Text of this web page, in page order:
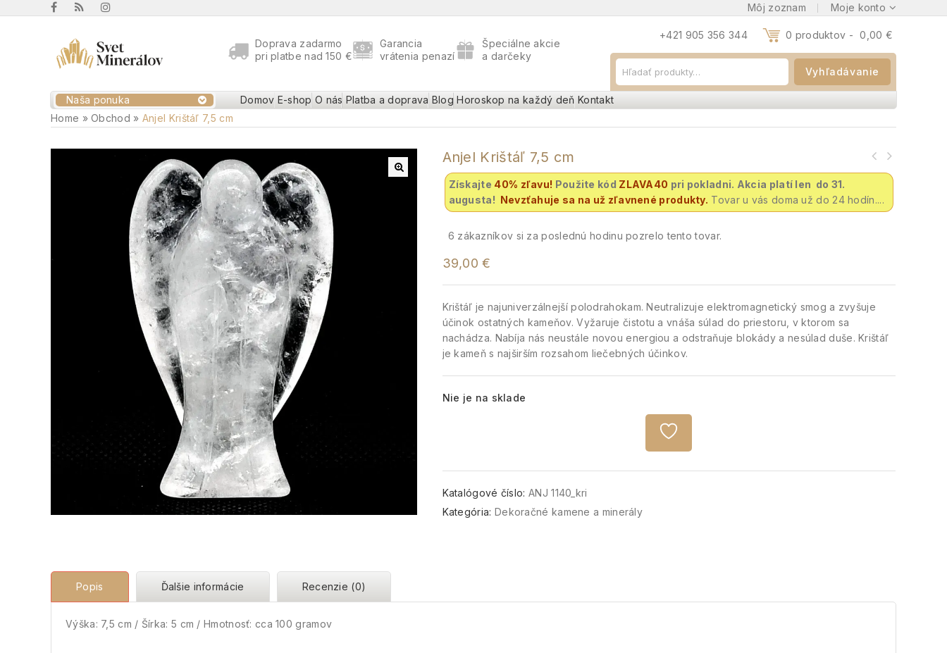
Môj zoznam Moje konto
Doprava zadarmo
pri platbe nad 150 €
Garancia
vrátenia penazí
Špeciálne akcie
a darčeky
+421 905 356 344 0 produktov - 0,00 €
Vyhľadávanie
Naša ponuka Domov E-shop O nás Platba a doprava Blog Horoskop na každý deň Kontakt
Home »Obchod » Anjel Krištáľ 7,5 cm
Anjel Krištáľ 7,5 cm
Získajte 40% zľavu! Použite kód ZLAVA40 pri pokladni. Akcia platí len do 31.
augusta! Nevzťahuje sa na už zľavnené produkty. Tovar u vás doma už do 24 hodín....
6 zákazníkov si za poslednú hodinu pozrelo tento tovar.
39,00€
Krištáľ je najuniverzálnejší polodrahokam. Neutralizuje elektromagnetický smog a zvyšuje
účinok ostatných kameňov. Vyžaruje čistotu a vnáša súlad do priestoru, v ktorom sa
nachádza. Nabíja nás neustále novou energiou a odstraňuje blokády a nesúlad duše. Krištáľ
je kameň s najširším rozsahom liečebných účinkov.
Nie je na sklade
Katalógové číslo: ANJ 1140_kri
Kategória: Dekoračné kamene a minerály
Popis Ďalšie informácie Recenzie (0)
Výška: 7,5 cm / Šírka: 5 cm / Hmotnosť: cca 100 gramov